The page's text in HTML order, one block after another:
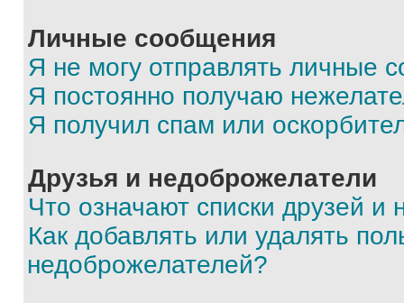
Личные сообщения
Я не могу отправлять личные
Я постоянно получаю
Я получил спам или
Друзья и недоброжелатели
Что означают списки друзей и
Как добавлять или удалять
недоброжелателей?